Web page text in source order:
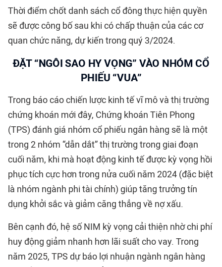
Thời điểm chốt danh sách cổ đông thực hiện quyền
sẽ được công bố sau khi có chấp thuận của các cơ
quan chức năng, dự kiến trong quý 3/2024.
ĐẶT “NGÔI SAO HY VỌNG” VÀO NHÓM CỔ
PHIẾU “VUA”
Trong báo cáo chiến lược kinh tế vĩ mô và thị trường
chứng khoán mới đây, Chứng khoán Tiên Phong
(TPS) đánh giá nhóm cổ phiếu ngân hàng sẽ là một
trong 2 nhóm “dẫn dắt” thị trường trong giai đoạn
cuối năm, khi mà hoạt động kinh tế được kỳ vọng hồi
phục tích cực hơn trong nửa cuối năm 2024 (đặc biệt
là nhóm ngành phi tài chính) giúp tăng trưởng tín
dụng khởi sắc và giảm căng thẳng về nợ xấu.
Bên cạnh đó, hệ số NIM kỳ vọng cải thiện nhờ chi phí
huy động giảm nhanh hơn lãi suất cho vay. Trong
năm 2025, TPS dự báo lợi nhuận ngành ngân hàng